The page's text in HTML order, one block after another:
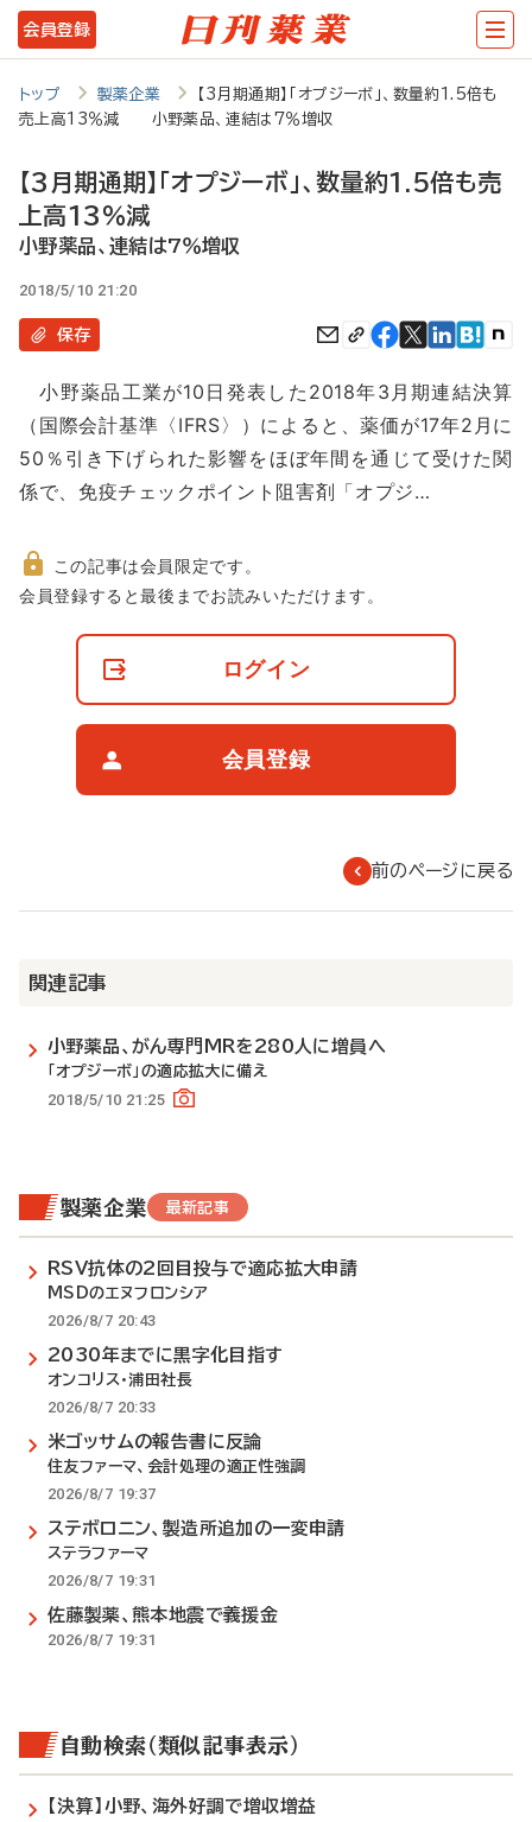
メ
イ
コ
ン
ツ
に
会員登録
トップ 製薬企業
【3月期通期】「オプジーボ」、数量約1.5倍も
売上高13％減 小野薬品、連結は7％増収
【3月期通期】「オプジーボ」、数量約1.5倍も売
上高13％減
小野薬品、連結は7％増収
2018/5/10 21:20
保存
小野薬品工業が10日発表した2018年3月期連結決算
（国際会計基準〈IFRS〉）によると、薬価が17年2月に
50％引き下げられた影響をほぼ年間を通じて受けた関
係で、免疫チェックポイント阻害剤「オプジ…
非
この記事は会員限定です。
会員登録すると最後までお読みいただけます。
ログイン
会員登録
前のページに戻る
関連記事
小野薬品、がん専門MRを280人に増員へ
「オプジーボ」の適応拡大に備え
2018/5/10 21:25
製薬企業 最新記事
RSV抗体の2回目投与で適応拡大申請
MSDのエヌフロンシア
2026/8/7 20:43
2030年までに黒字化目指す
オンコリス・浦田社長
2026/8/7 20:33
米ゴッサムの報告書に反論
住友ファーマ、会計処理の適正性強調
2026/8/7 19:37
ステボロニン、製造所追加の一変申請
ステラファーマ
2026/8/7 19:31
佐藤製薬、熊本地震で義援金
2026/8/7 19:31
自動検索（類似記事表示）
【決算】小野、海外好調で増収増益